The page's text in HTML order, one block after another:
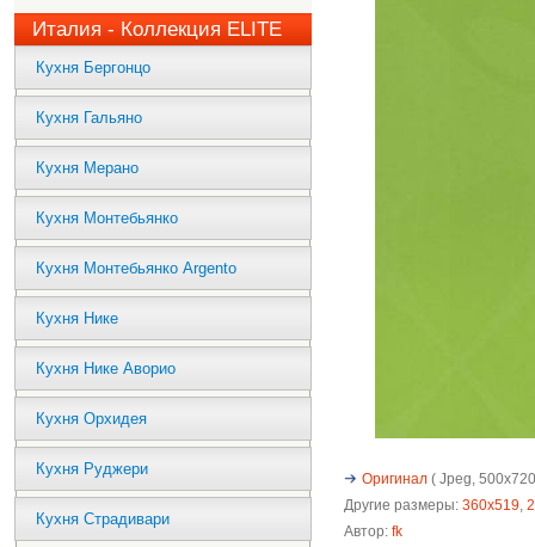
Италия - Коллекция ELITE
Кухня Бергонцо
Кухня Гальяно
Кухня Мерано
Кухня Монтебьянко
Кухня Монтебьянко Argento
Кухня Нике
Кухня Нике Аворио
Кухня Орхидея
Кухня Руджери
Кухня Страдивари
Оригинал ( Jpeg,
Другие размеры: 360x519,
Автор: fk